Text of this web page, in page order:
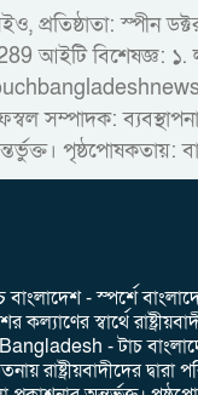
প্রতিষ্ঠাতা:
আইটি বিশেষজ্ঞ:
সম্পাদক:
পৃষ্ঠপোষকতায়:
- স্পর্শে
স্বার্থে
- টাচ
রাষ্ট্রীয়বাদীদের দ্বারা